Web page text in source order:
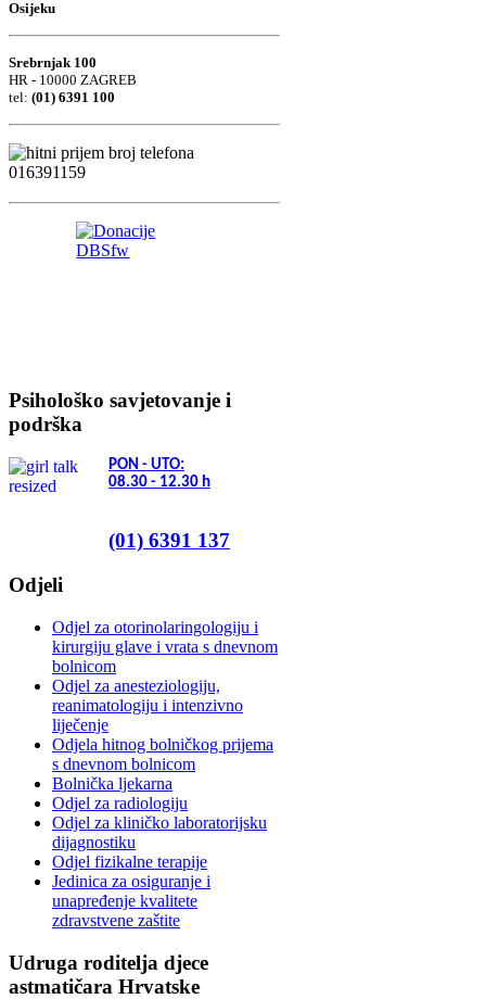
Osijeku
Srebrnjak 100
HR - 10000 ZAGREB
tel: (01) 6391 100
Psihološko savjetovanje i
podrška
PON - UTO:
08.30 - 12.30 h
(01) 6391 137
Odjeli
Odjel za otorinolaringologiju i
kirurgiju glave i vrata s dnevnom
bolnicom
Odjel za anesteziologiju,
reanimatologiju i intenzivno
liječenje
Odjela hitnog bolničkog prijema
s dnevnom bolnicom
Bolnička ljekarna
Odjel za radiologiju
Odjel za kliničko laboratorijsku
dijagnostiku
Odjel fizikalne terapije
Jedinica za osiguranje i
unapređenje kvalitete
zdravstvene zaštite
Udruga roditelja djece
astmatičara Hrvatske